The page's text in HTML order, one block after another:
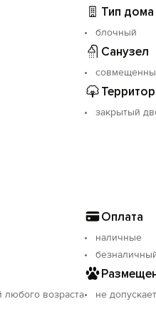
Тип дома
блочный
Санузел
закрытый
Оплата
наличные
любого возраста не